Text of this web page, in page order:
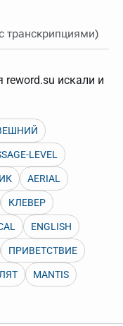
транскрипциями)
искали и
LEVEL
AERIAL
КЛЕВЕР
ENGLISH
ПРИВЕТСТВИЕ
MANTIS